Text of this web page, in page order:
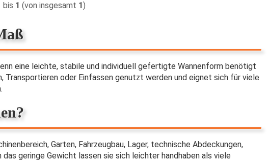
bis 1 (von insgesamt 1)
eine leichte, stabile und individuell gefertigte Wannenform benötigt
Transportieren oder Einfassen genutzt werden und eignet sich für viele
Garten, Fahrzeugbau, Lager, technische Abdeckungen,
geringe Gewicht lassen sie sich leichter handhaben als viele